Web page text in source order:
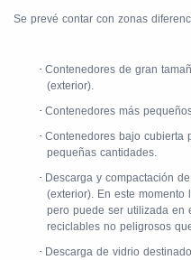
Se prevé contar con zonas
· Contenedores de gran
(exterior).
· Contenedores más
· Contenedores bajo cubierta
pequeñas cantidades.
· Descarga y compactación
(exterior). En este
pero puede ser utilizada en
reciclables no peligrosos
· Descarga de vidrio